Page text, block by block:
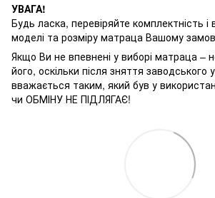
УВАГА!
Будь ласка, перевіряйте комплектність і
моделі та розміру матраца Вашому
Якщо Ви не впевнені у виборі матраца –
його, оскільки після зняття
вважається таким, який був у
чи ОБМІНУ НЕ ПІДЛЯГАЄ!